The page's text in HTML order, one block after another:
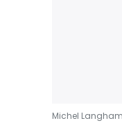
Michel